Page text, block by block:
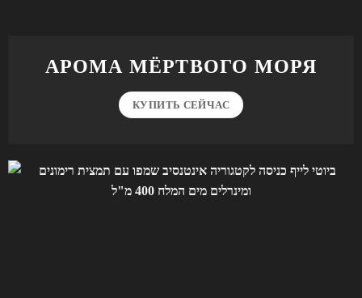
АРОМА МЁРТВОГО МОРЯ
КУПИТЬ СЕЙЧАС